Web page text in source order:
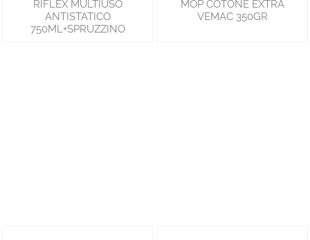
RIFLEX MULTIUSO
ANTISTATICO
750ML+SPRUZZINO
MOP COTONE EXTRA
VEMAC 350GR